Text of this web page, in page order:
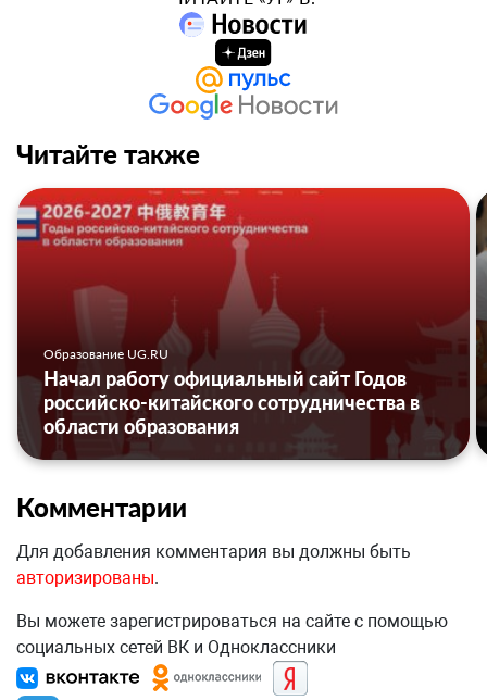
Читайте также
Образование UG.RU
Начал работу официальный сайт Годов
российско-китайского сотрудничества в
области образования
Комментарии
Для добавления комментария вы должны быть
авторизированы.
Вы можете зарегистрироваться на сайте с помощью
социальных сетей ВК и Одноклассники